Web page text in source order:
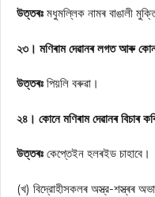
উত্তৰঃ মধুমল্লিক নামৰ বাঙালী
২৩। মণিৰাম দেৱানৰ লগত আৰু
উত্তৰঃ পিয়লি বৰুৱা।
২৪। কোনে মণিৰাম দেৱানৰ বিচাৰ
উত্তৰঃ কেপ্তেইন হলৰইড চাহাবে।
(খ) বিদ্রোহীসকলৰ অস্ত্র-শস্ত্ৰৰ